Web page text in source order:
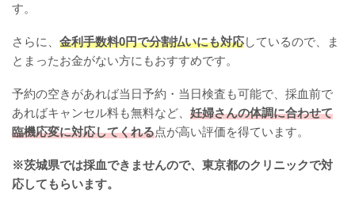
す。
さらに、 金利手数料0円で分割払いにも対応しているので、ま
とまったお金がない方にもおすすめです。
予約の空きがあれば当日予約・当日検査も可能で、採血前で
あればキャンセル料も無料など、 妊婦さんの体調に合わせて
臨機応変に対応してくれる点が高い評価を得ています。
※茨城県では採血できませんので、東京都のクリニックで対
応してもらいます。